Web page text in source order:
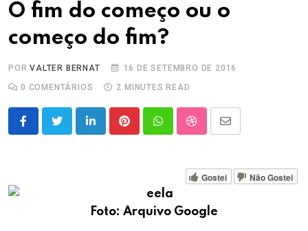
O fim do começo ou o
começo do fim?
PORVALTER BERNAT
16 DE SETEMBRO DE 2016
0 COMENTÁRIOS 2 MINUTES READ
LinkedInPinterestWhatsappStumbleUpon
Share
Email
Gostei Não Gostei
Foto: Arquivo Google